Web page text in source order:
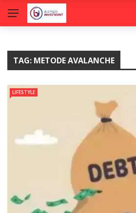
TAG: METODE AVALANCHE
LIFESTYLE